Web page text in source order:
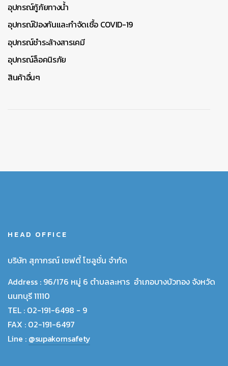
อุปกรณ์กู้ภัยทางน้ำ
อุปกรณ์ป้องกันและกำจัดเชื้อ COVID-19
อุปกรณ์ชำระล้างสารเคมี
อุปกรณ์ล็อคนิรภัย
สินค้าอื่นๆ
HEAD OFFICE
บริษัท สุภากรณ์ เซฟตี้ โซลูชั่น จำกัด
Address : 96/176 หมู่ 6 ตำบลละหาร อำเภอบางบัวทอง จังหวัด
นนทบุรี 11110
TEL : 02-191-6498 - 9
FAX : 02-191-6497
Line : @supakornsafety